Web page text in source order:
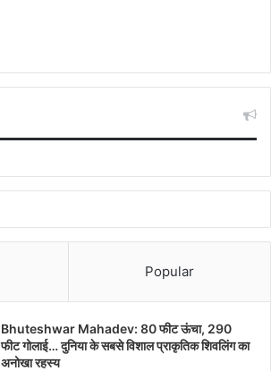
Popular
Bhuteshwar Mahadev: 80 फीट ऊंचा, 290
फीट गोलाई… दुनिया के सबसे विशाल प्राकृतिक शिवलिंग का
अनोखा रहस्य